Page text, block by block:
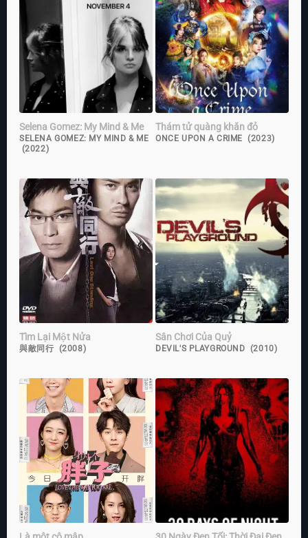
Selena Gomez: My Mind & Me
SELENA GOMEZ: MY MIND & ME
(2022)
Thám tử quàng khăn đỏ
ONCE UPON A CRIME (2023)
Tìm Lại Một Nửa
與敵同行 (2008)
Sân Chơi Của Quỷ
DEVIL'S PLAYGROUND (2010)